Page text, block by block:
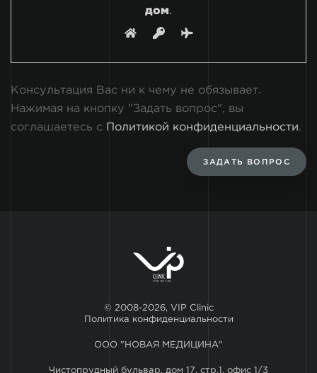
дом.
Консультация Вас ни к чему не обязывает.
Нажимая на кнопку "Задать вопрос", вы
соглашаетесь с
Политикой конфиденциальности.
ЗАДАТЬ ВОПРОС
© 2008-2026, VIP Clinic
Политика конфиденциальности
ООО "НОВАЯ МЕДИЦИНА"
Чистопрудный бульвар, дом 17, стр.1, офис 1/3